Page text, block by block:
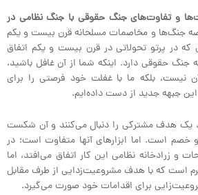
و تفاوت‌های جنگ حقوقی با جنگ نظامی در
جنگ‌ها و مخاصمات مسلحانه قرن بیست و یکم
در پرتو تحولاتی در قرن بیست و یکم اتفاق
جنگ حقوقی دارد. اینکه شما از آن غافل باشید،
نیست، بلکه ما با غفلت خود فرصتی را برای
جبهه جدید از دست داده‌ایم.
هدف مشترکی را دنبال می‌کنند و آن شکست
خصم است. اما ابزارهای آنها متفاوت است؛ در
و زرادخانه نظامی این کار اتفاق می‌افتد، اما
نرم است که با هدف مشروعیت‌زدایی از طرف مقابل
برای اقدامات خود صورت می‌گیرد.